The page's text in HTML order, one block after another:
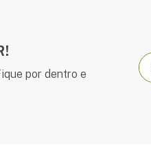
por dentro e